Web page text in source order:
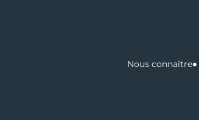
Nous connaître